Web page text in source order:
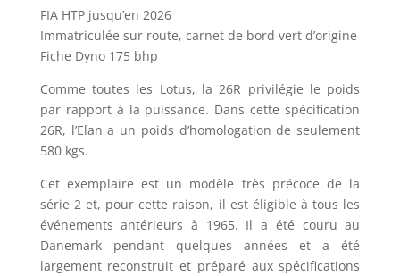
FIA HTP jusqu’en 2026
Immatriculée sur route, carnet de bord vert d’origine
Fiche Dyno 175 bhp
Comme toutes les Lotus, la 26R privilégie le poids
par rapport à la puissance. Dans cette spécification
26R, l’Elan a un poids d’homologation de seulement
580 kgs.
Cet exemplaire est un modèle très précoce de la
série 2 et, pour cette raison, il est éligible à tous les
événements antérieurs à 1965. Il a été couru au
Danemark pendant quelques années et a été
largement reconstruit et préparé aux spécifications